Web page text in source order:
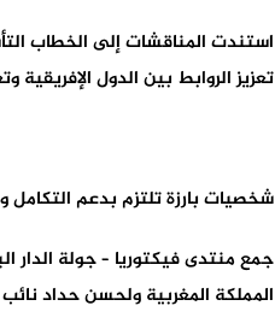
تعزيز الروابط بين الدول
شخصيات بارزة تلتزم بدعم التكامل
اﻟﻤﻤﻠﻜﺔ اﻟﻤﻐﺮﺑﻴﺔ وﻟﺤﺴﻦ ﺣﺪاد